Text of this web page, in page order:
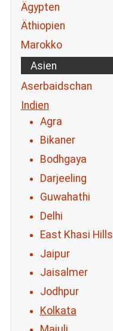
Ägypten
Äthiopien
Marokko
Asien
Aserbaidschan
Indien
Agra
Bikaner
Bodhgaya
Darjeeling
Guwahathi
Delhi
East Khasi Hills
Jaipur
Jaisalmer
Jodhpur
Kolkata